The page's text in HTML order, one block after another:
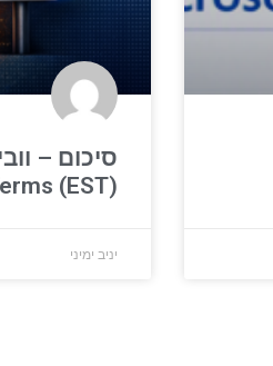
(EST)
יניב ימיני